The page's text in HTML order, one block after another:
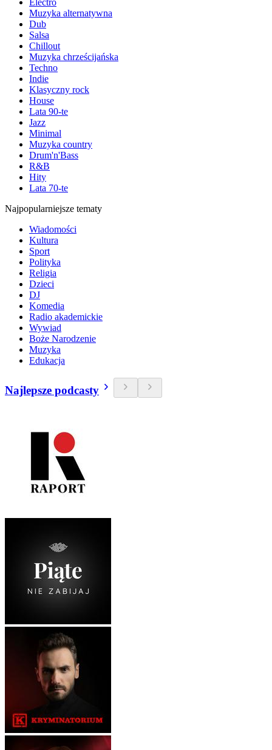
Electro
Muzyka alternatywna
Dub
Salsa
Chillout
Muzyka chrześcijańska
Techno
Indie
Klasyczny rock
House
Lata 90-te
Jazz
Minimal
Muzyka country
Drum'n'Bass
R&B
Hity
Lata 70-te
Najpopularniejsze tematy
Wiadomości
Kultura
Sport
Polityka
Religia
Dzieci
DJ
Komedia
Radio akademickie
Wywiad
Boże Narodzenie
Muzyka
Edukacja
Najlepsze podcasty